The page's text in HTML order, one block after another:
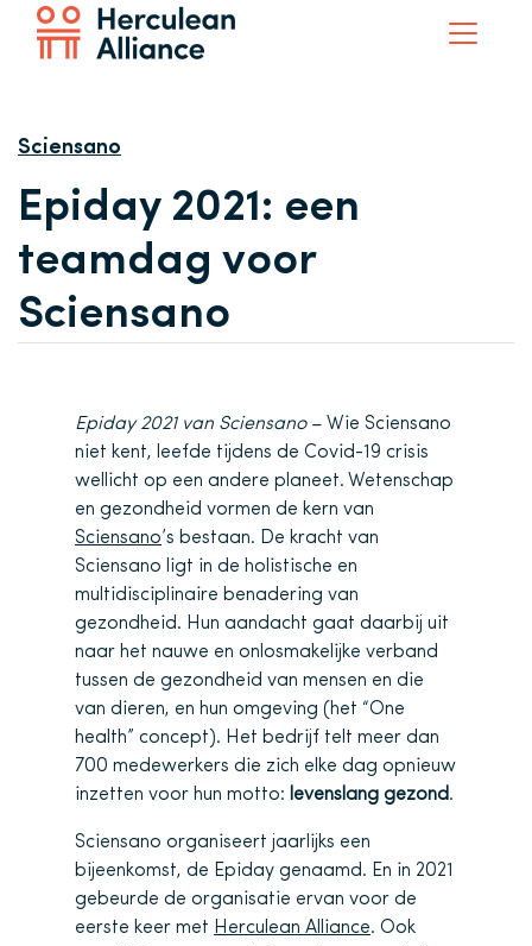
Sciensano
Epiday 2021: een
teamdag voor
Sciensano
Epiday 2021 van Sciensano– Wie Sciensano
niet kent, leefde tijdens de Covid-19 crisis
wellicht op een andere planeet. Wetenschap
en gezondheid vormen de kern van
Sciensano’s bestaan. De kracht van
Sciensano ligt in de holistische en
multidisciplinaire benadering van
gezondheid. Hun aandacht gaat daarbij uit
naar het nauwe en onlosmakelijke verband
tussen de gezondheid van mensen en die
van dieren, en hun omgeving (het “One
health” concept). Het bedrijf telt meer dan
700 medewerkers die zich elke dag opnieuw
inzetten voor hun motto: levenslang gezond.
Sciensano organiseert jaarlijks een
bijeenkomst, de Epiday genaamd. En in 2021
gebeurde de organisatie ervan voor de
eerste keer met Herculean Alliance. Ook